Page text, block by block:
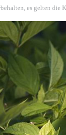
es gelten die